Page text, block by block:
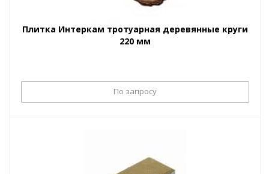
Плитка Интеркам тротуарная деревянные круги
220 мм
По запросу